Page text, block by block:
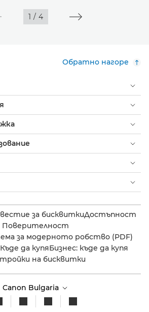
1 / 4
Обратно нагоре
за бисквиткиДостъпност
Поверителност
за модерното робство (PDF)
да купяБизнес: къде да купя
на бисквитки
Canon Bulgaria